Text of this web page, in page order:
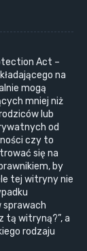
Act –
na
mogą
mniej niż
lub
od
czy to
się na
by
tej witryny nie
sprawach
tą witryną?”, a
rodzaju